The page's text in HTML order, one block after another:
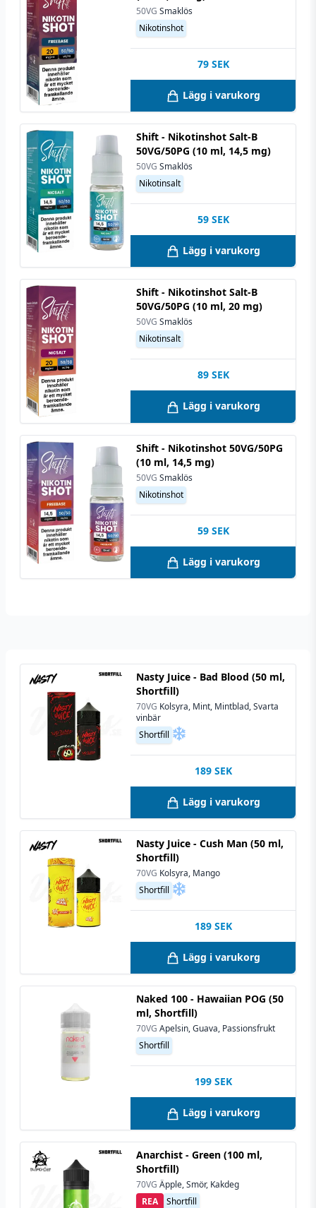
50VG Smaklös
Nikotinshot
79 SEK
Lägg i varukorg
Shift - Nikotinshot Salt-B
50VG/50PG (10 ml, 14,5 mg)
50VG Smaklös
Nikotinsalt
59 SEK
Lägg i varukorg
Shift - Nikotinshot Salt-B
50VG/50PG (10 ml, 20 mg)
50VG Smaklös
Nikotinsalt
89 SEK
Lägg i varukorg
Shift - Nikotinshot 50VG/50PG
(10 ml, 14,5 mg)
50VG Smaklös
Nikotinshot
59 SEK
Lägg i varukorg
Nasty Juice - Bad Blood (50 ml,
Shortfill)
70VG Kolsyra, Mint, Mintblad, Svarta
vinbär
Shortfill
189 SEK
Lägg i varukorg
Nasty Juice - Cush Man (50 ml,
Shortfill)
70VG Kolsyra, Mango
Shortfill
189 SEK
Lägg i varukorg
Naked 100 - Hawaiian POG (50
ml, Shortfill)
70VG Apelsin, Guava, Passionsfrukt
Shortfill
199 SEK
Lägg i varukorg
Anarchist - Green (100 ml,
Shortfill)
70VG Äpple, Smör, Kakdeg
Shortfill
REA